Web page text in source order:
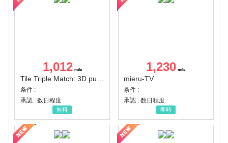
1,012
Tile Triple Match: 3D puzzle
条件 :
承認 : 数日程度
無料
1,230
mieru-TV
条件 :
承認 : 数日程度
即時